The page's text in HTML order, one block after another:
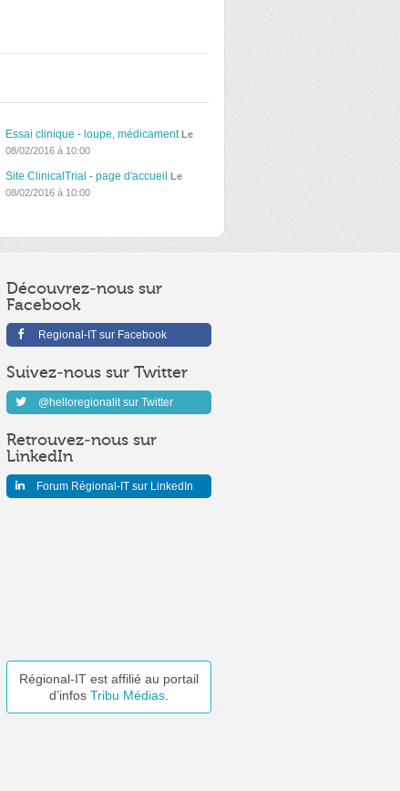
Essai clinique - loupe, médicament Le
08/02/2016 à 10:00
Site ClinicalTrial - page d'accueil Le
08/02/2016 à 10:00
Découvrez-nous sur
Facebook
Regional-IT sur Facebook
Suivez-nous sur Twitter
@helloregionalit sur Twitter
Retrouvez-nous sur
LinkedIn
Forum Régional-IT sur LinkedIn
Régional-IT est affilié au portail
d’infos Tribu Médias